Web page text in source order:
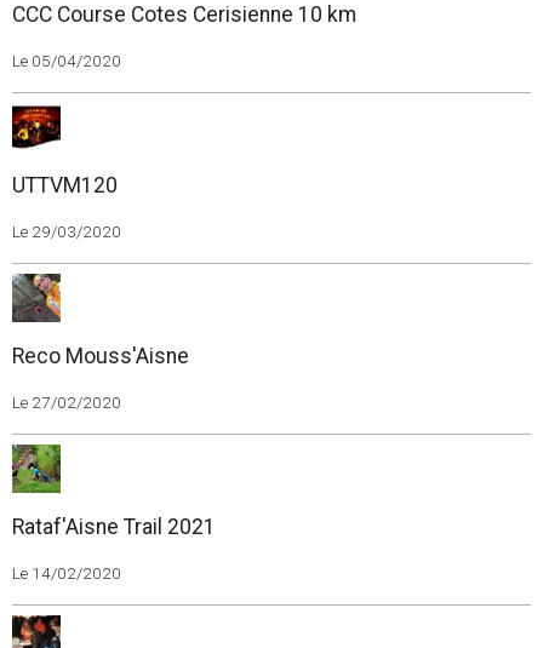
CCC Course Cotes Cerisienne 10 km
Le 05/04/2020
UTTVM120
Le 29/03/2020
Reco Mouss'Aisne
Le 27/02/2020
Rataf'Aisne Trail 2021
Le 14/02/2020